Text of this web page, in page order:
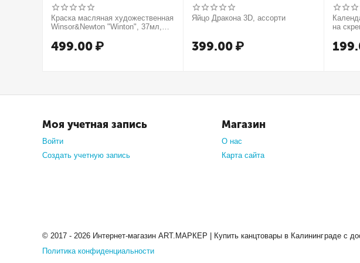
Краска масляная художественная
Winsor&Newton "Winton", 37мл,
499.00 ₽
Яйцо Дракона 3D, ассорти
399.00 ₽
на
Моя учетная запись
Войти
Создать учетную запись
Магазин
О нас
Карта сайта
© 2017 - 2026 Интернет-магазин ART.МАРКЕР | Купить канцтовары в Калининграде с
Политика конфиденциальности